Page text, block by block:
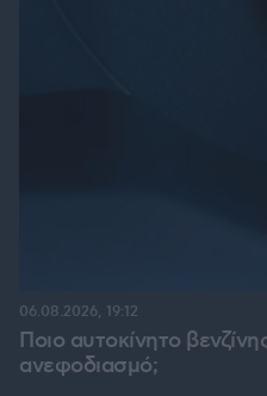
Ποιο αυτοκίνητο
ανεφοδιασμό;
06.08.2026, 19:12